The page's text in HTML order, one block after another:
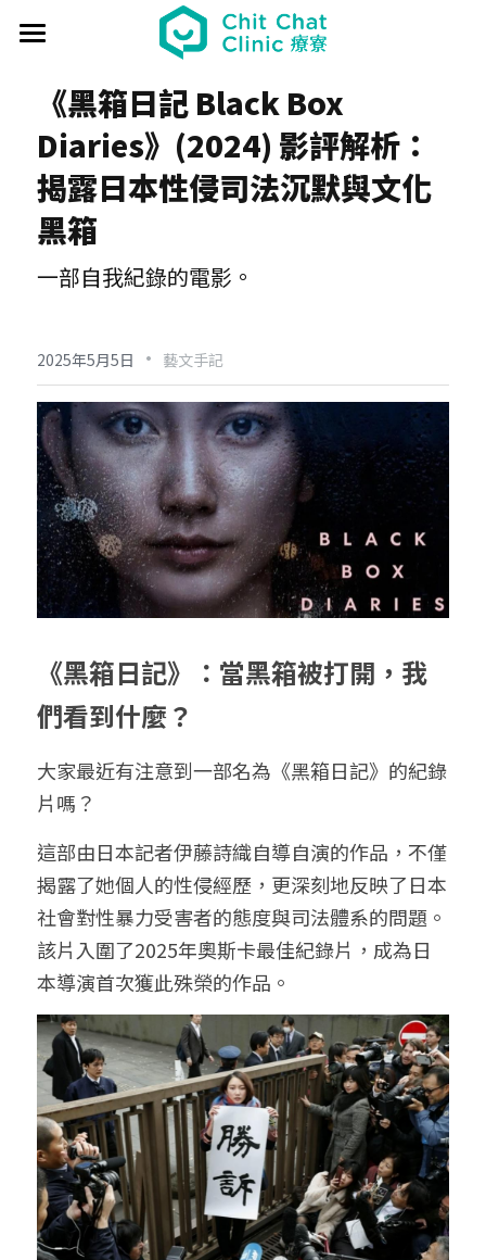
關於療寮 About
最新動態 Event
日本香遊 - 香道體驗
解憂桌遊堂
過往活動 Past
藝文風尚 Art & Lifestyle
日本香の占卜🎐
文化美食夜
療寮看電影
給大人的電影社
手作．時光
台港文化傾偈會
《我在露台煎西多士》場刊
《島工》職業醫學社區展
《邊界》概念藝術展
《休日》創作聯展
療癒 & 心靈 Wellness
板橋輕運動
實青小學堂+
特別企劃 - 眠八月
實體課程 Course
板橋運動教室
Yoga 瑜珈
Boxing 拳擊
運動課花絮
廣東話基礎班
社區營造 Place making
給香港人的國語課
西多士 粵語劇場
守護華江人工濕地
療寮．工作室開放日
《神隱》實境遊戲
調香師
馴獸師
場地租借
共享空間
現場環境
價格方案
平日最新優惠
部落格 Blog
聯絡我們 Contact us
登錄/註冊
搜索
02 7755 7668
chitchatclinic@gmail.com
《黑箱日記 Black Box
Diaries》(2024) 影評解析：
揭露日本性侵司法沉默與文化
黑箱
一部自我紀錄的電影。
2025年5月5日 · 藝文手記
《黑箱日記》：當黑箱被打開，我
們看到什麼？
大家最近有注意到一部名為《黑箱日記》的紀錄
片嗎？
這部由日本記者伊藤詩織自導自演的作品，不僅
揭露了她個人的性侵經歷，更深刻地反映了日本
社會對性暴力受害者的態度與司法體系的問題。
該片入圍了2025年奧斯卡最佳紀錄片，成為日
本導演首次獲此殊榮的作品。